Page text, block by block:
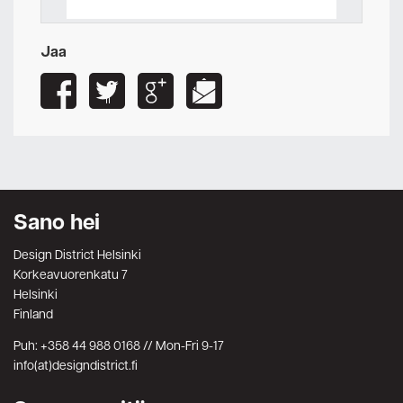
Jaa
Sano hei
Design District Helsinki
Korkeavuorenkatu 7
Helsinki
Finland
Puh: +358 44 988 0168 // Mon-Fri 9-17
info(at)designdistrict.fi